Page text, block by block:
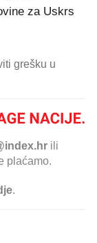
za Uskrs
grešku u
ili
plaćamo.
.